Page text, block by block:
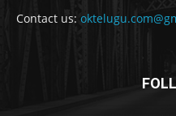
Contact us: